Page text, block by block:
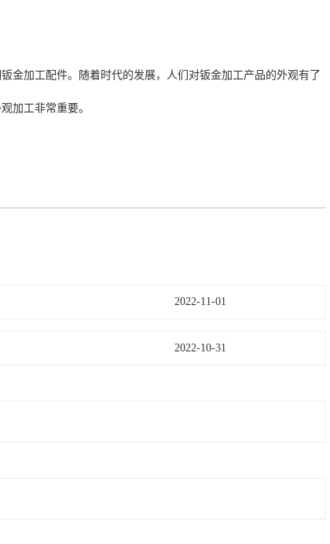
金加工配件。随着时代的发展，人们对钣金加工产品的外观有了
加工非常重要。
2022-11-01
2022-10-31